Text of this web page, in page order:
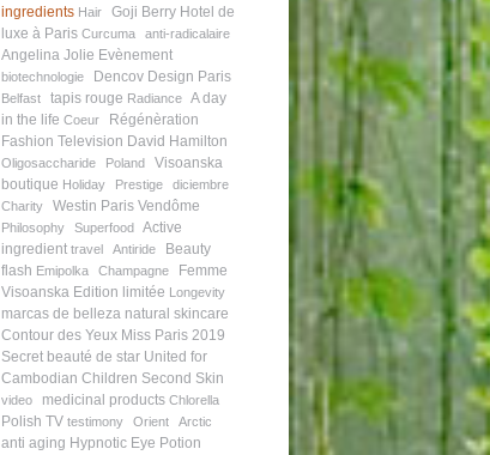
ingredients Hair Goji Berry Hotel de
luxe à Paris Curcuma anti-radicalaire
Angelina Jolie Evènement
biotechnologie Dencov Design Paris
Belfast tapis rouge Radiance A day
in the life Coeur
Régénèration
Fashion Television David Hamilton
Oligosaccharide Poland
Visoanska
boutique Holiday Prestige
diciembre
Charity
Westin Paris Vendôme
Philosophy Superfood Active
ingredient travel Antiride
Beauty
flash Emipolka Champagne
Femme
Visoanska Edition limitée Longevity
marcas de belleza natural skincare
Contour des Yeux Miss Paris 2019
Secret beauté de star United for
Cambodian Children Second Skin
video medicinal products Chlorella
Polish TV testimony Orient Arctic
anti aging Hypnotic Eye Potion